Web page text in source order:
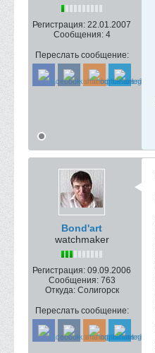
Регистрация: 22.01.2007
Сообщения: 4
Переслать сообщение:
Bond'art
watchmaker
Регистрация: 09.09.2006
Сообщения: 763
Откуда: Солигорск
Переслать сообщение: